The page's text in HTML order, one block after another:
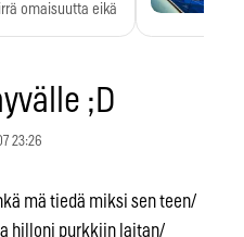
omaisuutta eikä
;D
23:26
mä tiedä miksi sen teen/
hilloni purkkiin laitan/